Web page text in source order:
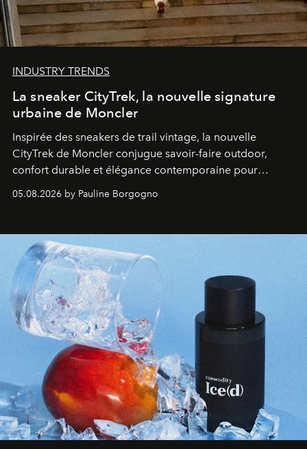
INDUSTRY TRENDS
La sneaker CityTrek, la nouvelle signature
urbaine de Moncler
Inspirée des sneakers de trail vintage, la nouvelle
CityTrek de Moncler conjugue savoir-faire outdoor,
confort durable et élégance contemporaine pour
accompagner les explorations du quotidien.
05.08.2026 by Pauline Borgogno